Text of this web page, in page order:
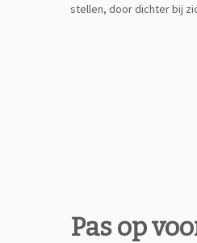
stellen, door dichter bij
Pas op